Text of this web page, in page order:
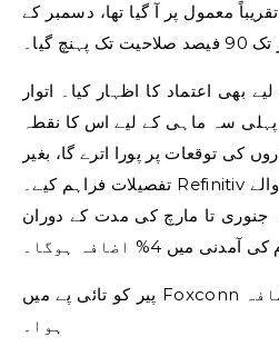
معمول پر آ گیا تھا، دسمبر کے
تک پہنچ گیا۔
بھی اعتماد کا اظہار کیا۔ اتوار
سہ ماہی کے لیے اس کا نقطہ
کی توقعات پر پورا اترے گا، بغیر
تفصیلات فراہم کیے۔ Refinitiv کے ذریعے رائے شماری کرنے والے
جنوری تا مارچ کی مدت کے دوران
آمدنی میں 4% اضافہ ہوگا۔
پیر کو تائی پے میں Foxconn کے حصص میں 1.9% کا اضافہ
ہوا۔